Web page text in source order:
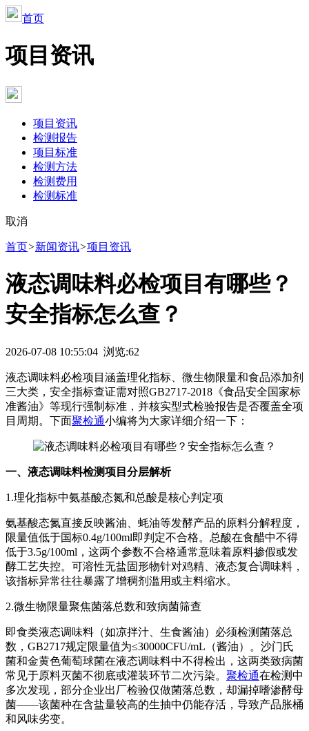
首页
项目资讯
项目资讯
检测报告
项目标准
检测方法
检测费用
检测标准
取消
首页>新闻资讯>项目资讯
液态调味料必检项目有哪些？
安全指标怎么查？
2026-07-08 10:55:04 浏览:62
液态调味料必检项目涵盖理化指标、微生物限量和食品添加剂
三大类，安全指标查证需对照GB2717-2018《食品安全国家标
准酱油》等现行强制标准，并核实型式检验报告是否覆盖全项
目周期。下面聚检通小编将为大家详细介绍一下：
一、液态调味料检测项目分层解析
1.理化指标中氨基酸态氮和总酸是核心判定项
氨基酸态氮直接反映酱油、蚝油等发酵产品的原料分解程度，
限量值低于国标0.4g/100ml即判定不合格。总酸在食醋中不得
低于3.5g/100ml，这两个参数不合格通常意味着原料掺假或发
酵工艺失控。可溶性无盐固形物针对鸡精、液态复合调味料，
该指标异常往往暴露了增稠剂滥用或主料缩水。
2.微生物限量聚焦菌落总数和致病菌筛查
即食类液态调味料（如凉拌汁、生食酱油）必须检测菌落总
数，GB2717规定限量值为≤30000CFU/mL（酱油）。沙门氏
菌和金黄色葡萄球菌在液态调味料中不得检出，这两类致病菌
常见于原料灭菌不彻底或灌装环节二次污染。 聚检通在检测中
多次发现，部分企业出厂检验仅做菌落总数，却漏掉嗜渗酵母
菌——该菌种在含盐量较高的生抽中仍能存活，导致产品胀桶
和风味劣变。